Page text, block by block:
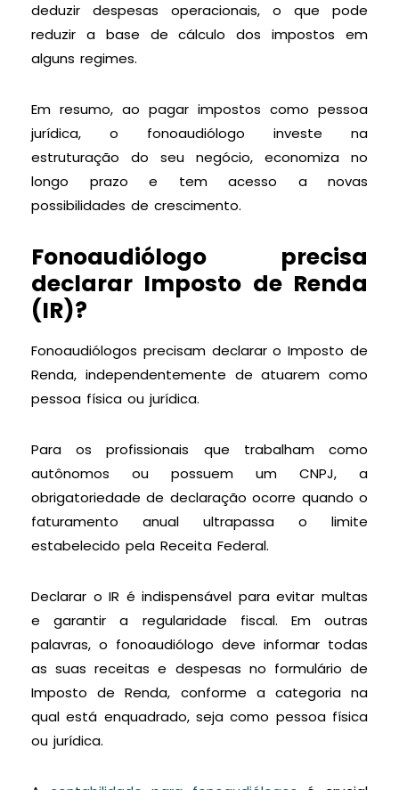
deduzir despesas operacionais, o que pode
reduzir a base de cálculo dos impostos em
alguns regimes.
Em resumo, ao pagar impostos como pessoa
jurídica, o fonoaudiólogo investe na
estruturação do seu negócio, economiza no
longo prazo e tem acesso a novas
possibilidades de crescimento.
Fonoaudiólogo precisa
declarar Imposto de Renda
(IR)?
Fonoaudiólogos precisam declarar o Imposto de
Renda, independentemente de atuarem como
pessoa física ou jurídica.
Para os profissionais que trabalham como
autônomos ou possuem um CNPJ, a
obrigatoriedade de declaração ocorre quando o
faturamento anual ultrapassa o limite
estabelecido pela Receita Federal.
Declarar o IR é indispensável para evitar multas
e garantir a regularidade fiscal. Em outras
palavras, o fonoaudiólogo deve informar todas
as suas receitas e despesas no formulário de
Imposto de Renda, conforme a categoria na
qual está enquadrado, seja como pessoa física
ou jurídica.